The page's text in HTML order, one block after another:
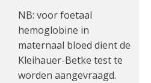
NB: voor foetaal
hemoglobine in
maternaal bloed dient de
Kleihauer-Betke test te
worden aangevraagd.